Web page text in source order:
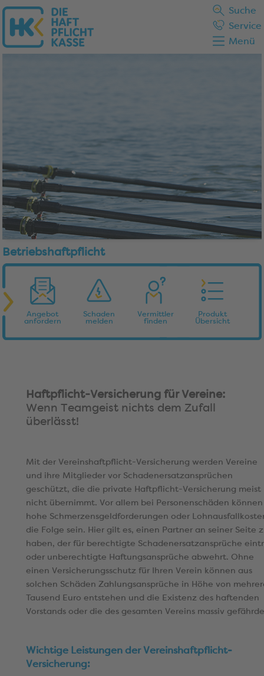
Suche
Service
Menü
Betriebshaftpflicht
Angebot
anfordern
Schaden
melden
Vermittler
finden
Produkt
Übersicht
Haftpflicht-Versicherung für Vereine:
Wenn Teamgeist nichts dem Zufall
überlässt!
Mit der Vereinshaftpflicht-Versicherung werden Vereine
und ihre Mitglieder vor Schadenersatzansprüchen
geschützt, die die private Haftpflicht-Versicherung meist
nicht übernimmt. Vor allem bei Personenschäden können
hohe Schmerzensgeldforderungen oder
die Folge sein. Hier gilt es, einen Partner an seiner Seite
haben, der für berechtigte Schadenersatzansprüche
oder unberechtigte Haftungsansprüche abwehrt. Ohne
einen Versicherungsschutz für Ihren Verein können aus
solchen Schäden Zahlungsansprüche in Höhe von
Tausend Euro entstehen und die Existenz des haftenden
Vorstands oder die des gesamten Vereins massiv
Wichtige Leistungen der Vereinshaftpflicht-
Versicherung: